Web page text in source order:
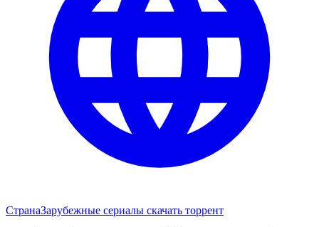
СтранаЗарубежные сериалы скачать торрент